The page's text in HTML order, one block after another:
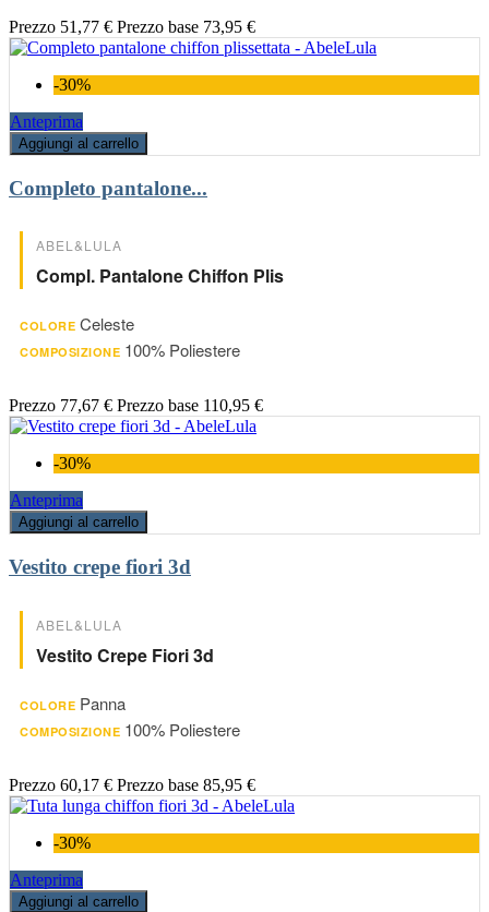
Prezzo 51,77 € Prezzo base 73,95 €
-30%
Anteprima
Aggiungi al carrello
Completo pantalone...
ABEL&LULA
Compl. Pantalone Chiffon Plis
COLORE Celeste
COMPOSIZIONE 100% Poliestere
Prezzo 77,67 € Prezzo base 110,95 €
-30%
Anteprima
Aggiungi al carrello
Vestito crepe fiori 3d
ABEL&LULA
Vestito Crepe Fiori 3d
COLORE Panna
COMPOSIZIONE 100% Poliestere
Prezzo 60,17 € Prezzo base 85,95 €
-30%
Anteprima
Aggiungi al carrello